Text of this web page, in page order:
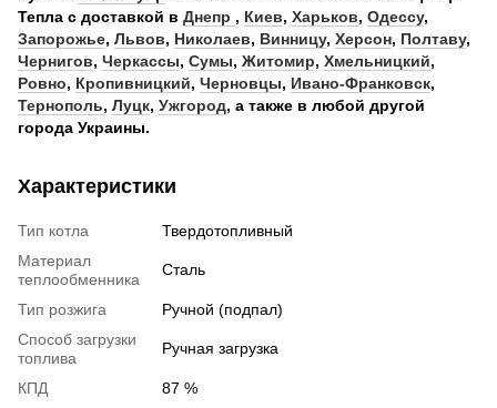
Тепла с доставкой в Днепр , Киев, Харьков, Одессу,
Запорожье, Львов, Николаев, Винницу, Херсон, Полтаву,
Чернигов, Черкассы, Сумы, Житомир, Хмельницкий,
Ровно, Кропивницкий, Черновцы, Ивано-Франковск,
Тернополь, Луцк, Ужгород, а также в любой другой
города Украины.
Характеристики
Тип котла
Твердотопливный
Материал
теплообменника
Сталь
Тип розжига
Ручной (подпал)
Способ загрузки
топлива
Ручная загрузка
КПД
87 %